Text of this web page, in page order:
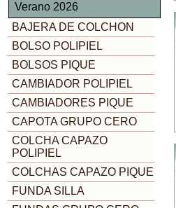
Verano 2026
BAJERA DE COLCHON
BOLSO POLIPIEL
BOLSOS PIQUE
CAMBIADOR POLIPIEL
CAMBIADORES PIQUE
CAPOTA GRUPO CERO
COLCHA CAPAZO
POLIPIEL
COLCHAS CAPAZO PIQUE
FUNDA SILLA